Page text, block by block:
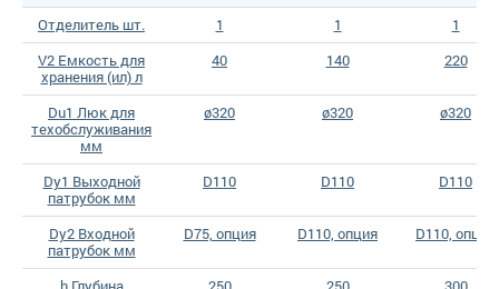
Отделитель шт.
1 1
1
V2 Емкость для
хранения (ил) л
40 140 220
Du1 Люк для
техобслуживания
мм
ø320 ø320 ø320
Dy1 Выходной
патрубок мм
D110 D110 D110
Dy2 Входной
патрубок мм
D75, опция D110, опция D110, опция